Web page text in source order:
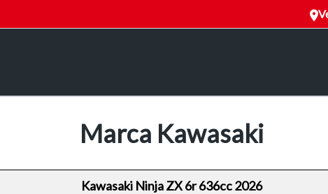
Marca Kawasaki
Kawasaki Ninja ZX 6r 636cc 2026